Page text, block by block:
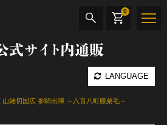
式サイト内通販
LANGUAGE
0
姥切国広 参騎出陣 ～八百八町膝栗毛～